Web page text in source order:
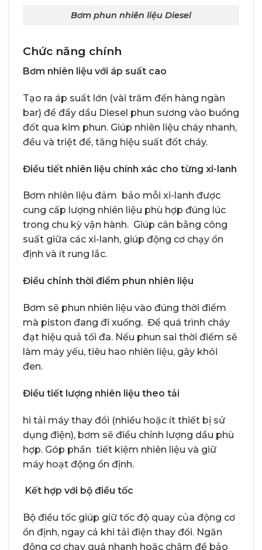
Bơm phun nhiên liệu Diesel
Chức năng chính
Bơm nhiên liệu với áp suất cao
Tạo ra áp suất lớn (vài trăm đến hàng ngàn
bar) để đẩy dầu Diesel phun sương vào buồng
đốt qua kim phun. Giúp nhiên liệu cháy nhanh,
đều và triệt để, tăng hiệu suất đốt cháy.
Điều tiết nhiên liệu chính xác cho từng xi-lanh
Bơm nhiên liệu đảm bảo mỗi xi-lanh được
cung cấp lượng nhiên liệu phù hợp đúng lúc
trong chu kỳ vận hành. Giúp cân bằng công
suất giữa các xi-lanh, giúp động cơ chạy ổn
định và ít rung lắc.
Điều chỉnh thời điểm phun nhiên liệu
Bơm sẽ phun nhiên liệu vào đúng thời điểm
mà piston đang đi xuống. Để quá trình cháy
đạt hiệu quả tối đa. Nếu phun sai thời điểm sẽ
làm máy yếu, tiêu hao nhiên liệu, gây khói
đen.
Điều tiết lượng nhiên liệu theo tải
hi tải máy thay đổi (nhiều hoặc ít thiết bị sử
dụng điện), bơm sẽ điều chỉnh lượng dầu phù
hợp. Góp phần tiết kiệm nhiên liệu và giữ
máy hoạt động ổn định.
Kết hợp với bộ điều tốc
Bộ điều tốc giúp giữ tốc độ quay của động cơ
ổn định, ngay cả khi tải điện thay đổi. Ngăn
động cơ chạy quá nhanh hoặc chậm để bảo